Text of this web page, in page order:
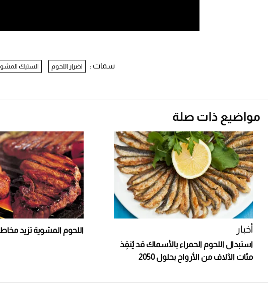
سمات : اضرار اللحوم الستيك
مواضيع ذات صلة
أخبار
استبدال اللحوم الحمراء بالأسماك قد يُنقِذ
مئات الآلاف من الأرواح بحلول 2050
اللحوم المشوية تزيد